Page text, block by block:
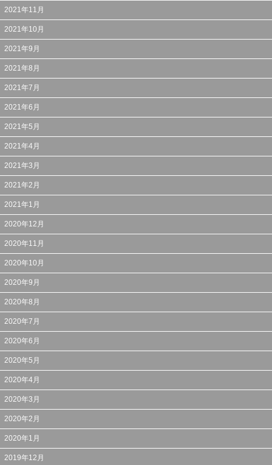
2021年11月
2021年10月
2021年9月
2021年8月
2021年7月
2021年6月
2021年5月
2021年4月
2021年3月
2021年2月
2021年1月
2020年12月
2020年11月
2020年10月
2020年9月
2020年8月
2020年7月
2020年6月
2020年5月
2020年4月
2020年3月
2020年2月
2020年1月
2019年12月